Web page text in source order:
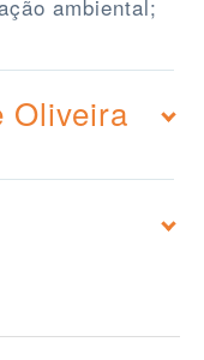
ambiental;
Oliveira